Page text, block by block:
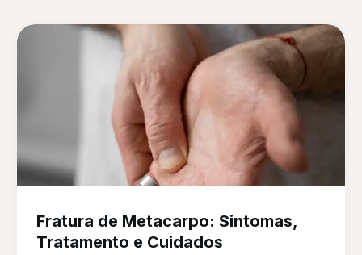
Fratura de Metacarpo: Sintomas,
Tratamento e Cuidados